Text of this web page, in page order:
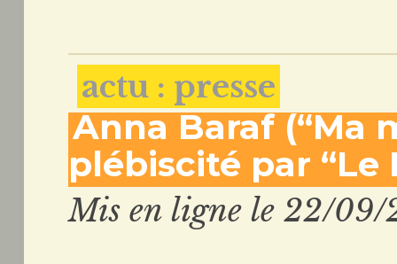
actu : presse
Anna Baraf (“Ma
plébiscité par “Le
Mis en ligne le 22/09/